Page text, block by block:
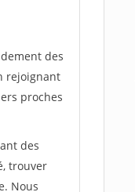
des
rejoignant
proches
des
trouver
Nous